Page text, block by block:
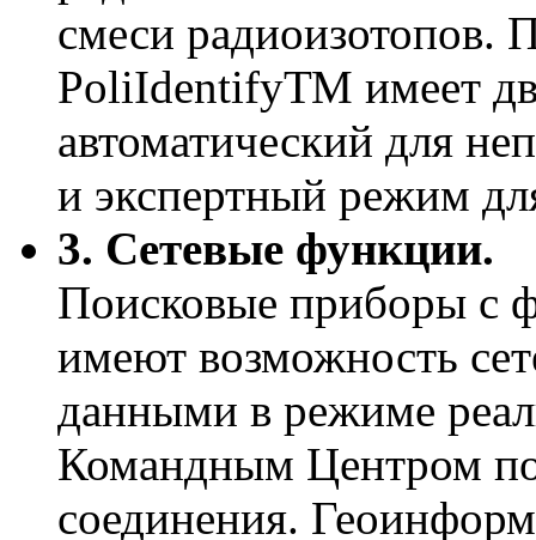
смеси радиоизотопов.
PoliIdentifyТМ имеет
автоматический для
и экспертный режим
3. Сетевые функции.
Поисковые приборы с
имеют возможность
данными в режиме
Командным Центром
соединения.